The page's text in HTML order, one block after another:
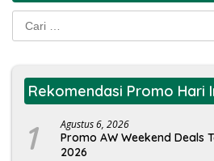
Cari
untuk:
Rekomendasi Promo Hari
1 Agustus 6, 2026
Promo AW Weekend Deals
2026